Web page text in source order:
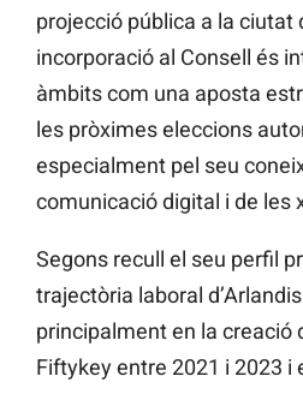
projecció pública a la ciutat
incorporació al Consell és
àmbits com una aposta
les pròximes eleccions
especialment pel seu
comunicació digital i de les
Segons recull el seu perfil
trajectòria laboral
principalment en la creació
Fiftykey entre 2021 i 2023 i